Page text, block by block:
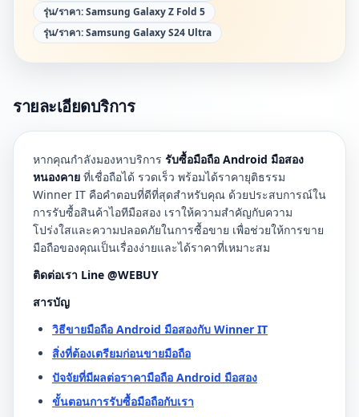
รุ่น/ราคา:Samsung Galaxy Z Fold 5
รุ่น/ราคา:Samsung Galaxy S24 Ultra
รายละเอียดบริการ
หากคุณกำลังมองหาบริการ รับซื้อมือถือ Android มือสอง
หนองคาย ที่เชื่อถือได้ รวดเร็ว พร้อมได้ราคายุติธรรม
Winner IT คือคำตอบที่ดีที่สุดสำหรับคุณ ด้วยประสบการณ์ใน
การรับซื้อสินค้าไอทีมือสอง เราให้ความสำคัญกับความ
โปร่งใสและความปลอดภัยในการซื้อขาย เพื่อช่วยให้การขาย
มือถือของคุณเป็นเรื่องง่ายและได้ราคาที่เหมาะสม
ติดต่อเรา Line @WEBUY
สารบัญ
วิธีขายมือถือ Android มือสองกับ Winner IT
สิ่งที่ต้องเตรียมก่อนขายมือถือ
ปัจจัยที่มีผลต่อราคามือถือ Android มือสอง
ขั้นตอนการรับซื้อมือถือกับเรา